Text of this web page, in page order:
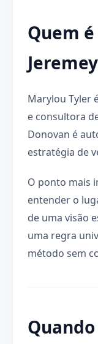
Quem
Marylou Tyler
e consultora
Donovan é
estratégia de
O ponto mais
entender o
de uma visão
uma regra
método sem